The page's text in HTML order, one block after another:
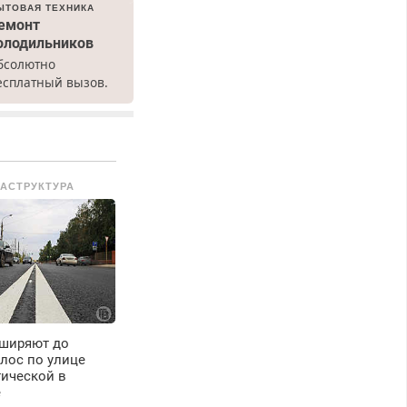
ТЕХНИКА
вызов.
–
до 40%.
со стажем.
до
по улице
в